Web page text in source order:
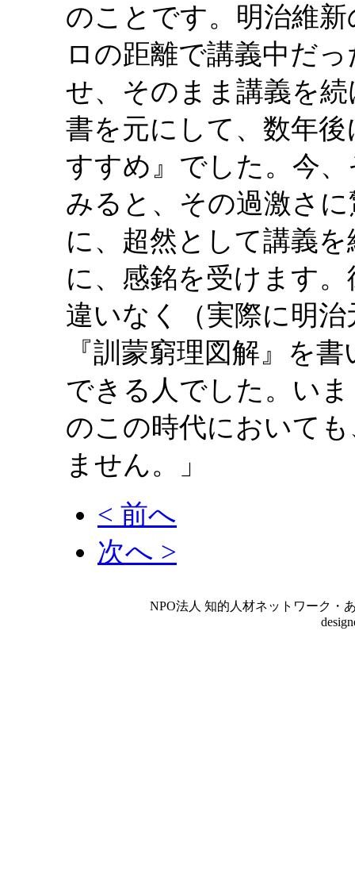
のことです。明治維
ロの距離で講義中だ
せ、そのまま講義を
書を元にして、数年
すすめ』でした。今
みると、その過激さ
に、超然として講義
に、感銘を受けます
違いなく（実際に明
『訓蒙窮理図解』を
できる人でした。い
のこの時代において
ません。」
< 前へ
次へ >
NPO法人 知的人材ネットワーク・